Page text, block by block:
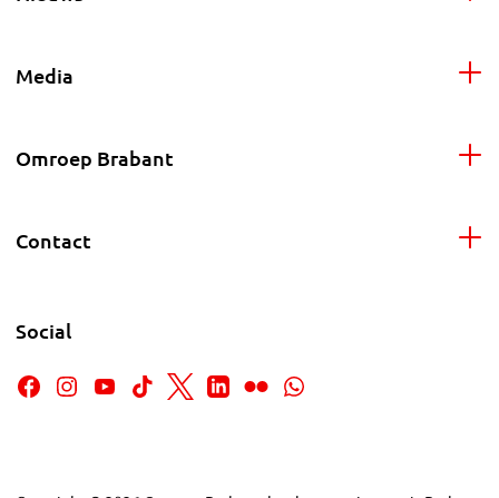
Media
Omroep Brabant
Contact
Social